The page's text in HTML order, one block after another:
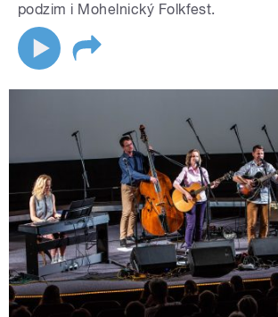
podzim i Mohelnický Folkfest.